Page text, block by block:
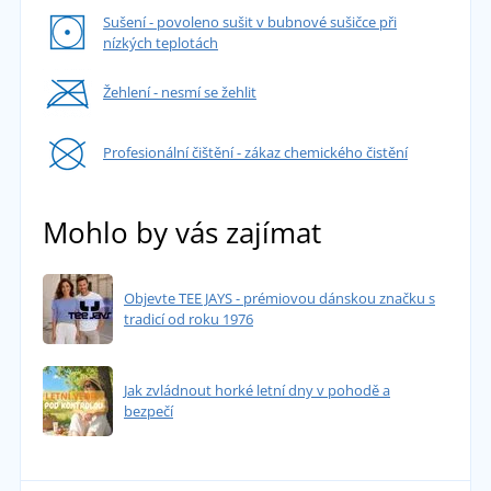
Sušení - povoleno sušit v bubnové sušičce při
nízkých teplotách
Žehlení - nesmí se žehlit
Profesionální čištění - zákaz chemického čistění
Mohlo by vás zajímat
Objevte TEE JAYS - prémiovou dánskou značku s
tradicí od roku 1976
Jak zvládnout horké letní dny v pohodě a
bezpečí